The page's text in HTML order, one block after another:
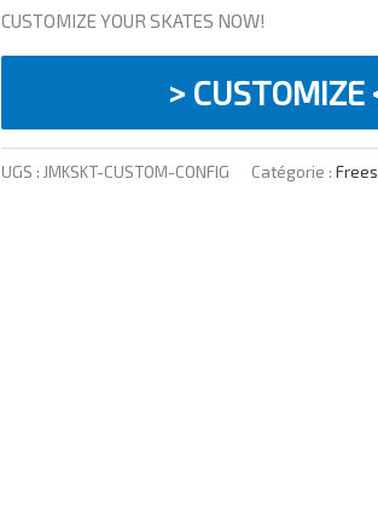
CUSTOMIZE YOUR SKATES NOW!
to
the
> CUSTOMIZE
UGS : JMKSKT-CUSTOM-CONFIG Catégorie :